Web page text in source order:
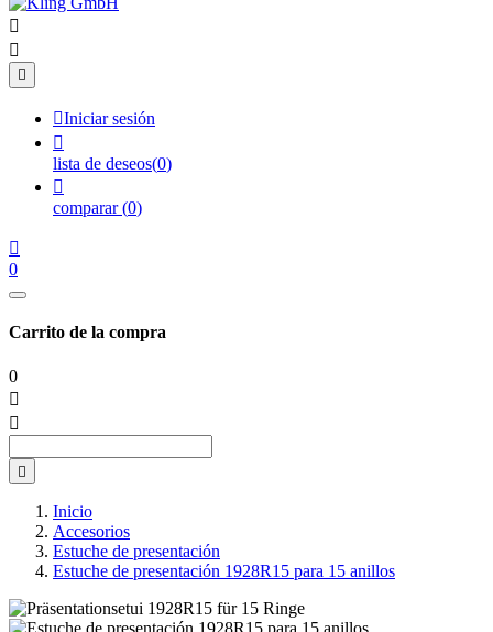



Iniciar sesión

lista de deseos(0)

comparar (0)

0
Carrito de la compra
0



Inicio
Accesorios
Estuche de presentación
Estuche de presentación 1928R15 para 15 anillos